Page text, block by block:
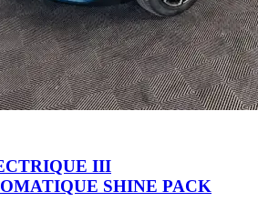
III
SHINE PACK